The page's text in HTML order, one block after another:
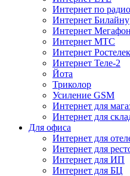
Интернет по
Интернет Билайну
Интернет Мегафон
Интернет МТС
Интернет
Интернет Теле-2
Йота
Триколор
Усиление GSM
Интернет для
Интернет для
Для офиса
Интернет для
Интернет для
Интернет для ИП
Интернет для БЦ